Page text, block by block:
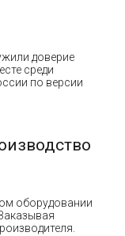
доверие
среди
по версии
оборудовании